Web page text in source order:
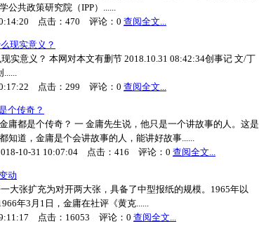
公共政策研究院（IPP）......
点击： 470 评论： 0 查阅全文...
现实意义？
实意义？ 本网对本文有删节 2018.10.31 08:42:34创事记 文/丁
......
点击： 299 评论： 0 查阅全文...
个传奇？
庸都是个传奇？ 一 金庸先生说，他只是一个讲故事的人。这是
知道，金庸是个会讲故事的人，能讲好故事......
10-31 10:07:04 点击： 416 评论： 0 查阅全文...
动
大张扩充为对开两大张，具备了中型报纸的规模。1965年以
年3月1日，金庸在社评《黄克......
点击： 16053 评论： 0 查阅全文...